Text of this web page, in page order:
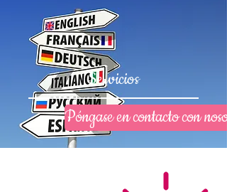
Servicios
Póngase en contacto con